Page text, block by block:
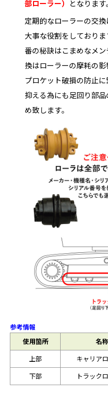
部ローラー）
となります。
定期的なローラーの交
大事な役割をしており
番の秘訣はこまめなメ
換はローラーの摩耗の
プロケット破損の防止
抑える為にも足回り部
め致します。
参考情報
使用箇所
名称
上部
キャリア
下部
トラック